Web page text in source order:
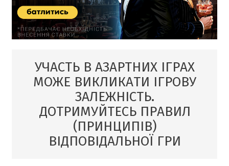
УЧАСТЬ В АЗАРТНИХ ІГРАХ
МОЖЕ ВИКЛИКАТИ ІГРОВУ
ЗАЛЕЖНІСТЬ.
ДОТРИМУЙТЕСЬ ПРАВИЛ
(ПРИНЦИПІВ)
ВІДПОВІДАЛЬНОЇ ГРИ